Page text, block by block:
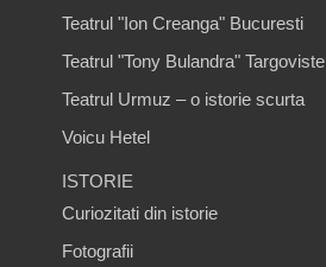
Teatrul "Ion Creanga" Bucuresti
Teatrul "Tony Bulandra" Targoviste
Teatrul Urmuz – o istorie scurta
Voicu Hetel
ISTORIE
Curiozitati din istorie
Fotografii